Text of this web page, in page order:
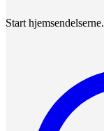
Start hjemsendelserne.